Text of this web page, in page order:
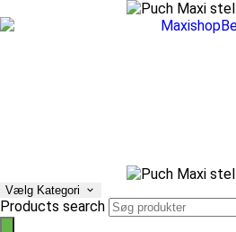
Vælg Kategori
Products search